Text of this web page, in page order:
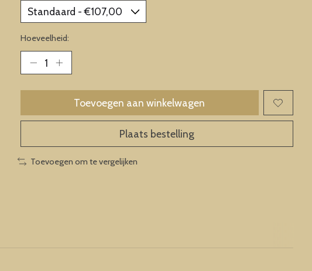
Hoeveelheid:
Toevoegen aan winkelwagen
Plaats bestelling
Toevoegen om te vergelijken